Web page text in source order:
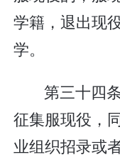
学籍，退出现
学。
第三十四
征集服现役，
业组织招录或